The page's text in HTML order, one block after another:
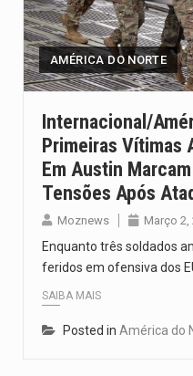
AMÉRICA DO NORTE
Internacional/
Primeiras Vítimas
Em Austin
Tensões Após
Moznews Março 2,
Enquanto três soldados
feridos em ofensiva dos
SAIBA MAIS
Posted in América do